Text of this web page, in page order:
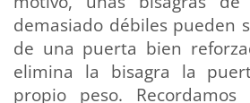
demasiado débiles pueden
de una puerta bien
elimina la bisagra la
propio peso.